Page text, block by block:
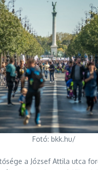
Fotó: bkk.hu/
a József Attila utca